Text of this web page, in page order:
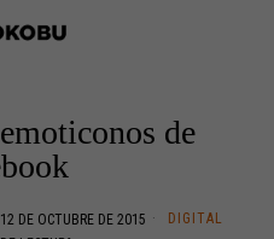
de
12 DE OCTUBRE DE 2015
DIGITAL